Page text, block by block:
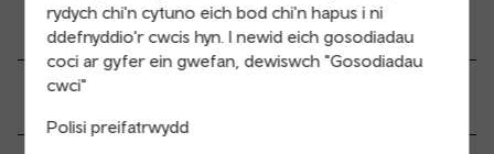
rydych chi'n cytuno eich bod chi'n hapus i ni
ddefnyddio'r cwcis hyn. I newid eich gosodiadau
coci ar gyfer ein gwefan, dewiswch "Gosodiadau
cwci"
Polisi preifatrwydd
Holl gyfleuterau’r orsaf